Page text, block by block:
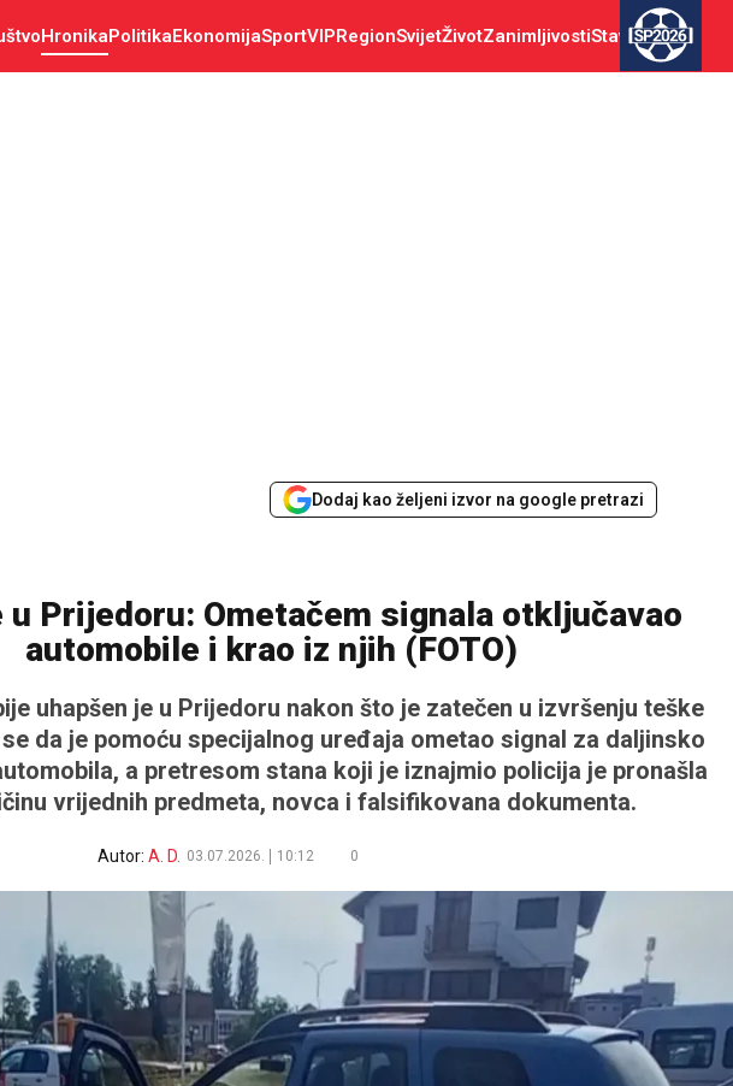
HronikaPolitikaEkonomijaSportVIPRegionSvijetŽivotZanimljivostiStav SP2026
Dodaj kao željeni izvor na google pretrazi
u Prijedoru: Ometačem signala otključavao
automobile i krao iz njih (FOTO)
uhapšen je u Prijedoru nakon što je zatečen u izvršenju teške
da je pomoću specijalnog uređaja ometao signal za daljinsko
a pretresom stana koji je iznajmio policija je pronašla
vrijednih predmeta, novca i falsifikovana dokumenta.
Autor: A. D. 03.07.2026. 10:12 0